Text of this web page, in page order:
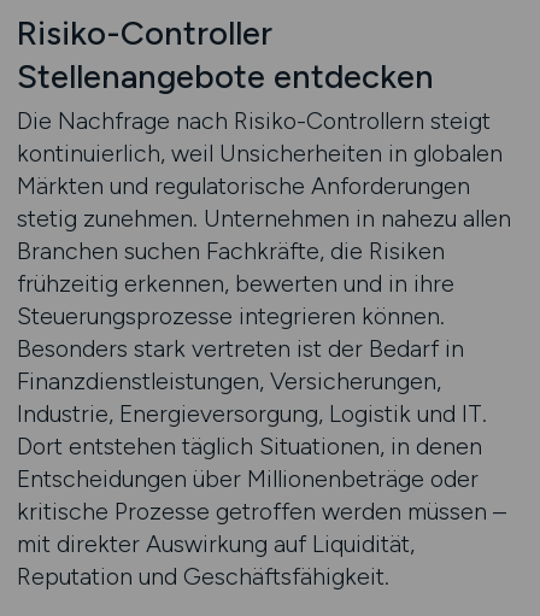
Risiko-Controller
Stellenangebote entdecken
Die Nachfrage nach Risiko-Controllern steigt
kontinuierlich, weil Unsicherheiten in globalen
Märkten und regulatorische Anforderungen
stetig zunehmen. Unternehmen in nahezu allen
Branchen suchen Fachkräfte, die Risiken
frühzeitig erkennen, bewerten und in ihre
Steuerungsprozesse integrieren können.
Besonders stark vertreten ist der Bedarf in
Finanzdienstleistungen, Versicherungen,
Industrie, Energieversorgung, Logistik und IT.
Dort entstehen täglich Situationen, in denen
Entscheidungen über Millionenbeträge oder
kritische Prozesse getroffen werden müssen –
mit direkter Auswirkung auf Liquidität,
Reputation und Geschäftsfähigkeit.